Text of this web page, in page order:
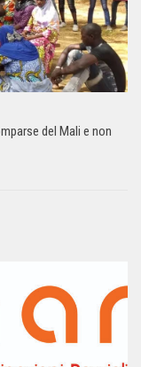
del Mali e non